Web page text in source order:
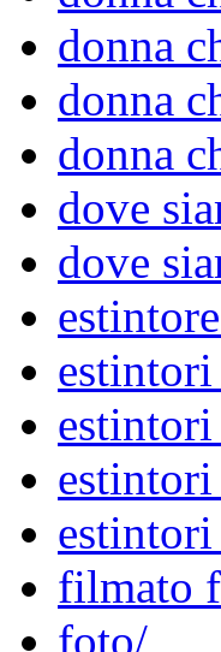
donna
donna
donna
dove
dove
filmato
foto/